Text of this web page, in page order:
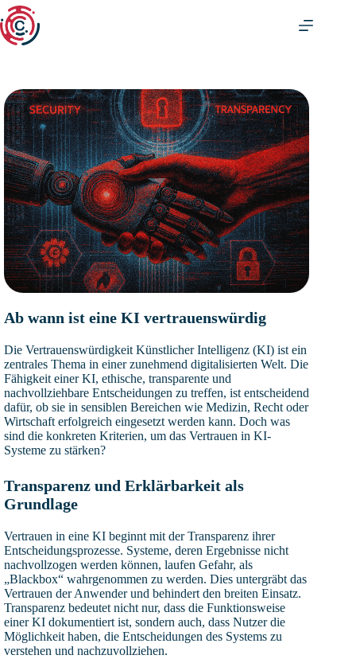
Zum
Inhalt
springen
Ab wann ist eine KI vertrauenswürdig
Die Vertrauenswürdigkeit Künstlicher Intelligenz (KI) ist ein
zentrales Thema in einer zunehmend digitalisierten Welt. Die
Fähigkeit einer KI, ethische, transparente und
nachvollziehbare Entscheidungen zu treffen, ist entscheidend
dafür, ob sie in sensiblen Bereichen wie Medizin, Recht oder
Wirtschaft erfolgreich eingesetzt werden kann. Doch was
sind die konkreten Kriterien, um das Vertrauen in KI-
Systeme zu stärken?
Transparenz und Erklärbarkeit als
Grundlage
Vertrauen in eine KI beginnt mit der Transparenz ihrer
Entscheidungsprozesse. Systeme, deren Ergebnisse nicht
nachvollzogen werden können, laufen Gefahr, als
„Blackbox“ wahrgenommen zu werden. Dies untergräbt das
Vertrauen der Anwender und behindert den breiten Einsatz.
Transparenz bedeutet nicht nur, dass die Funktionsweise
einer KI dokumentiert ist, sondern auch, dass Nutzer die
Möglichkeit haben, die Entscheidungen des Systems zu
verstehen und nachzuvollziehen.